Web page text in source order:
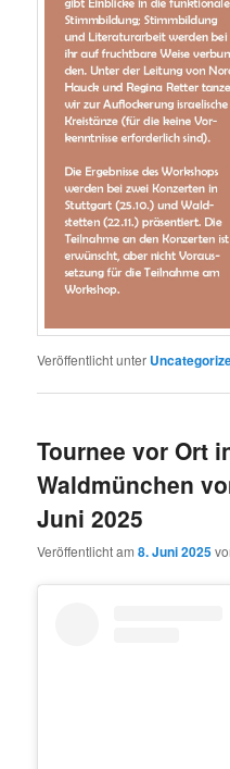
Veröffentlicht unter
Tournee vor Ort
Waldmünchen
Juni 2025
Veröffentlicht am8. Juni 2025